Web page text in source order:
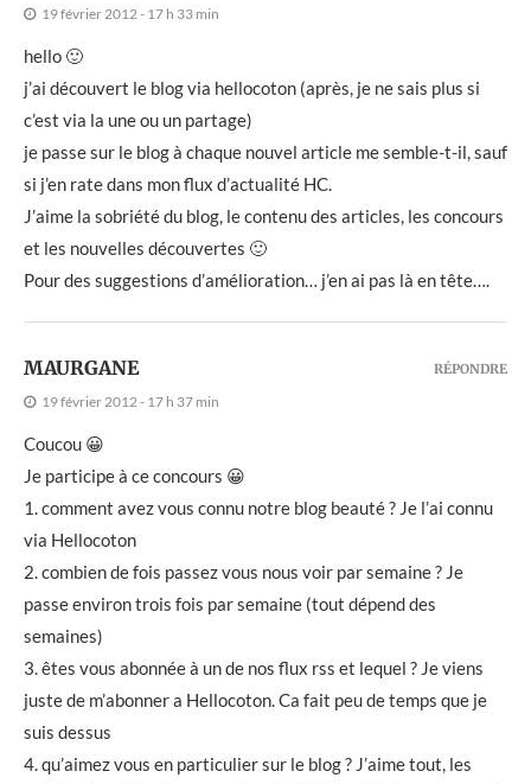
19 février 2012 - 17 h 33 min
hello 🙂
j’ai découvert le blog via hellocoton (après, je ne sais plus si
c’est via la une ou un partage)
je passe sur le blog à chaque nouvel article me semble-t-il, sauf
si j’en rate dans mon flux d’actualité HC.
J’aime la sobriété du blog, le contenu des articles, les concours
et les nouvelles découvertes 🙂
Pour des suggestions d’amélioration… j’en ai pas là en tête….
MAURGANE
19 février 2012 - 17 h 37 min
Coucou 😀
Je participe à ce concours 😀
1. comment avez vous connu notre blog beauté ? Je l’ai connu
via Hellocoton
2. combien de fois passez vous nous voir par semaine ? Je
passe environ trois fois par semaine (tout dépend des
semaines)
3. êtes vous abonnée à un de nos flux rss et lequel ? Je viens
juste de m’abonner a Hellocoton. Ca fait peu de temps que je
suis dessus
4. qu’aimez vous en particulier sur le blog ? J’aime tout, les
RÉPONDRE